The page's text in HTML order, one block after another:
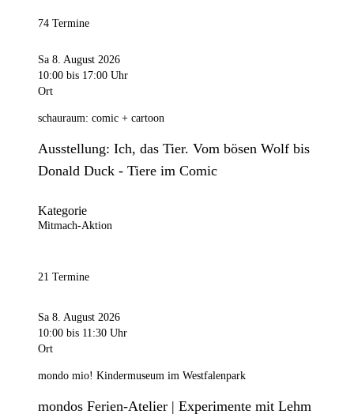
74 Termine
Sa 8. August 2026
10:00 bis 17:00 Uhr
Ort
schauraum: comic + cartoon
Ausstellung: Ich, das Tier. Vom bösen Wolf bis
Donald Duck - Tiere im Comic
Kategorie
Mitmach-Aktion
21 Termine
Sa 8. August 2026
10:00 bis 11:30 Uhr
Ort
mondo mio! Kindermuseum im Westfalenpark
mondos Ferien-Atelier | Experimente mit Lehm